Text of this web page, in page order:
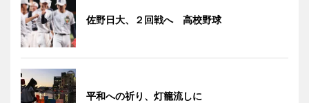
佐野日大、２回戦へ 高校野球
平和への祈り、灯籠流しに